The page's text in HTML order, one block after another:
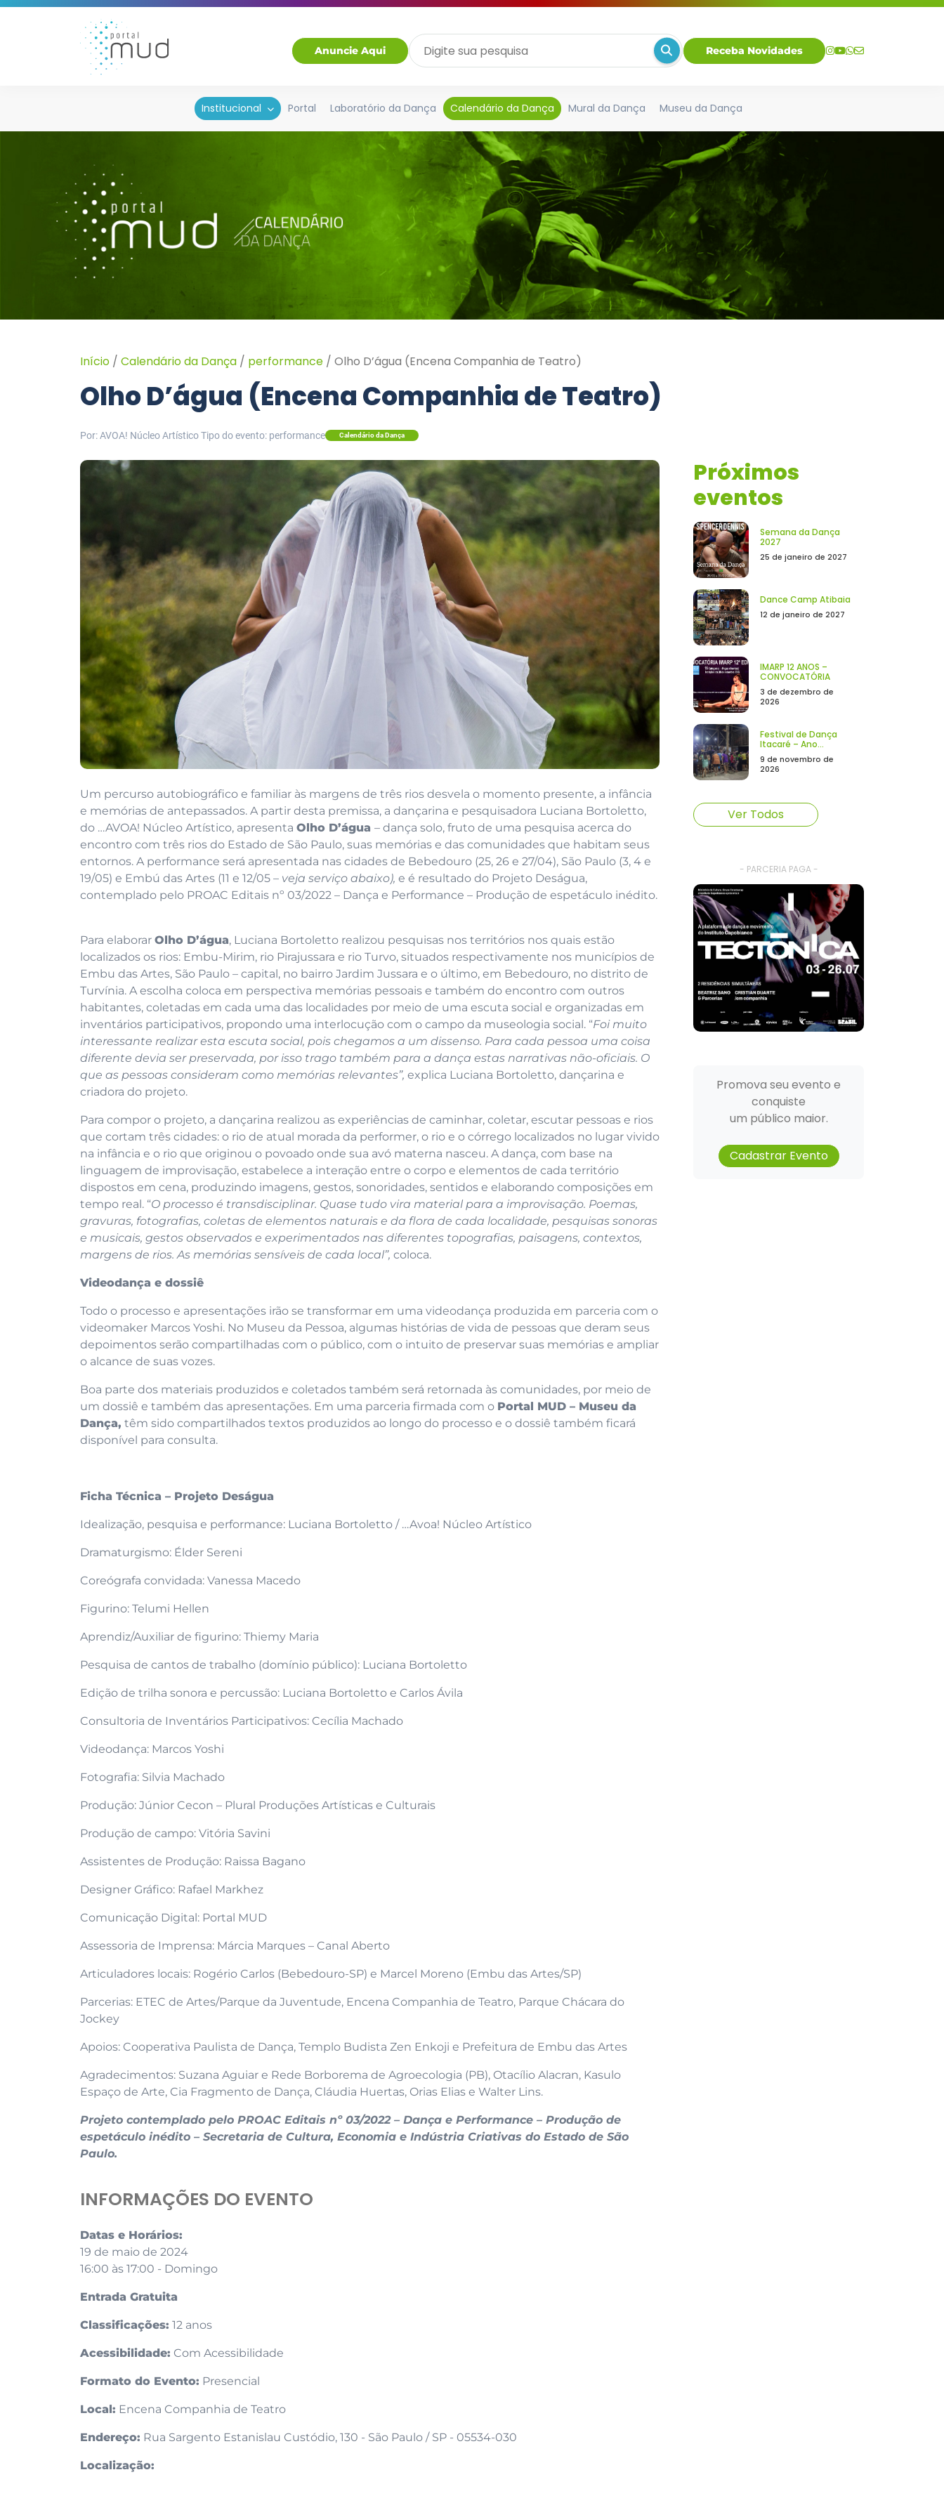
Anuncie Aqui Receba Novidades
Institucional Portal Laboratório da Dança Calendário da Dança Mural da Dança Museu da Dança
Início / Calendário da Dança / performance / Olho D’água (Encena Companhia de Teatro)
Olho D’água (Encena Companhia de Teatro)
Por: AVOA! Núcleo ArtísticoTipo do evento: performance Calendário da Dança
Um percurso autobiográfico e familiar às margens de três rios desvela o momento presente, a infância
e memórias de antepassados. A partir desta premissa, a dançarina e pesquisadora Luciana Bortoletto,
do …AVOA! Núcleo Artístico, apresenta Olho D’água – dança solo, fruto de uma pesquisa acerca do
encontro com três rios do Estado de São Paulo, suas memórias e das comunidades que habitam seus
entornos. A performance será apresentada nas cidades de Bebedouro (25, 26 e 27/04), São Paulo (3, 4 e
19/05) e Embú das Artes (11 e 12/05 – veja serviço abaixo), e é resultado do Projeto Deságua,
contemplado pelo PROAC Editais nº 03/2022 – Dança e Performance – Produção de espetáculo inédito.
Para elaborar Olho D’água, Luciana Bortoletto realizou pesquisas nos territórios nos quais estão
localizados os rios: Embu-Mirim, rio Pirajussara e rio Turvo, situados respectivamente nos municípios de
Embu das Artes, São Paulo – capital, no bairro Jardim Jussara e o último, em Bebedouro, no distrito de
Turvínia. A escolha coloca em perspectiva memórias pessoais e também do encontro com outros
habitantes, coletadas em cada uma das localidades por meio de uma escuta social e organizadas em
inventários participativos, propondo uma interlocução com o campo da museologia social. “Foi muito
interessante realizar esta escuta social, pois chegamos a um dissenso. Para cada pessoa uma coisa
diferente devia ser preservada, por isso trago também para a dança estas narrativas não-oficiais. O
que as pessoas consideram como memórias relevantes”, explica Luciana Bortoletto, dançarina e
criadora do projeto.
Para compor o projeto, a dançarina realizou as experiências de caminhar, coletar, escutar pessoas e rios
que cortam três cidades: o rio de atual morada da performer, o rio e o córrego localizados no lugar vivido
na infância e o rio que originou o povoado onde sua avó materna nasceu. A dança, com base na
linguagem de improvisação, estabelece a interação entre o corpo e elementos de cada território
dispostos em cena, produzindo imagens, gestos, sonoridades, sentidos e elaborando composições em
tempo real. “O processo é transdisciplinar. Quase tudo vira material para a improvisação. Poemas,
gravuras, fotografias, coletas de elementos naturais e da flora de cada localidade, pesquisas sonoras
e musicais, gestos observados e experimentados nas diferentes topografias, paisagens, contextos,
margens de rios. As memórias sensíveis de cada local”, coloca.
Videodança e dossiê
Todo o processo e apresentações irão se transformar em uma videodança produzida em parceria com o
videomaker Marcos Yoshi. No Museu da Pessoa, algumas histórias de vida de pessoas que deram seus
depoimentos serão compartilhadas com o público, com o intuito de preservar suas memórias e ampliar
o alcance de suas vozes.
Boa parte dos materiais produzidos e coletados também será retornada às comunidades, por meio de
um dossiê e também das apresentações. Em uma parceria firmada com o Portal MUD – Museu da
Dança, têm sido compartilhados textos produzidos ao longo do processo e o dossiê também ficará
disponível para consulta.
Ficha Técnica – Projeto Deságua
Idealização, pesquisa e performance: Luciana Bortoletto / …Avoa! Núcleo Artístico
Dramaturgismo: Élder Sereni
Coreógrafa convidada: Vanessa Macedo
Figurino: Telumi Hellen
Aprendiz/Auxiliar de figurino: Thiemy Maria
Pesquisa de cantos de trabalho (domínio público): Luciana Bortoletto
Edição de trilha sonora e percussão: Luciana Bortoletto e Carlos Ávila
Consultoria de Inventários Participativos: Cecília Machado
Videodança: Marcos Yoshi
Fotografia: Silvia Machado
Produção: Júnior Cecon – Plural Produções Artísticas e Culturais
Produção de campo: Vitória Savini
Assistentes de Produção: Raissa Bagano
Designer Gráfico: Rafael Markhez
Comunicação Digital: Portal MUD
Assessoria de Imprensa: Márcia Marques – Canal Aberto
Articuladores locais: Rogério Carlos (Bebedouro-SP) e Marcel Moreno (Embu das Artes/SP)
Parcerias: ETEC de Artes/Parque da Juventude, Encena Companhia de Teatro, Parque Chácara do
Jockey
Apoios: Cooperativa Paulista de Dança, Templo Budista Zen Enkoji e Prefeitura de Embu das Artes
Agradecimentos: Suzana Aguiar e Rede Borborema de Agroecologia (PB), Otacílio Alacran, Kasulo
Espaço de Arte, Cia Fragmento de Dança, Cláudia Huertas, Orias Elias e Walter Lins.
Projeto contemplado pelo PROAC Editais nº 03/2022 – Dança e Performance – Produção de
espetáculo inédito – Secretaria de Cultura, Economia e Indústria Criativas do Estado de São
Paulo.
INFORMAÇÕES DO EVENTO
Datas e Horários:
19 de maio de 2024
16:00 às 17:00 - Domingo
Entrada Gratuita
Classificações: 12 anos
Acessibilidade: Com Acessibilidade
Formato do Evento: Presencial
Local: Encena Companhia de Teatro
Endereço: Rua Sargento Estanislau Custódio, 130 - São Paulo / SP - 05534-030
Localização:
Próximos
eventos
Semana da Dança
2027
25 de janeiro de 2027
Dance Camp Atibaia
12 de janeiro de 2027
IMARP 12 ANOS –
CONVOCATÓRIA
3 de dezembro de
2026
Festival de Dança
Itacaré – Ano...
9 de novembro de
2026
Ver Todos
- PARCERIA PAGA -
Promova seu evento e
conquiste
um público maior.
Cadastrar Evento